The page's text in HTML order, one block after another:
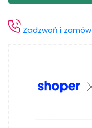
Zadzwoń i zamów